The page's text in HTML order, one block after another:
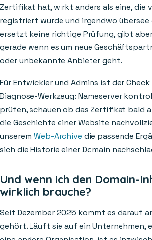
Zertifikat hat, wirkt anders als eine, die
registriert wurde und irgendwo übersee
ersetzt keine richtige Prüfung, gibt
gerade wenn es um neue
oder unbekannte Anbieter geht.
Für Entwickler und Admins ist der Check
Diagnose-Werkzeug: Nameserver
prüfen, schauen ob das Zertifikat bald
die Geschichte einer Website
unserem Web-Archive die passende
sich die Historie einer Domain
Und wenn ich den Domain-
wirklich brauche?
Seit Dezember 2025 kommt es darauf
gehört. Läuft sie auf ein Unternehmen,